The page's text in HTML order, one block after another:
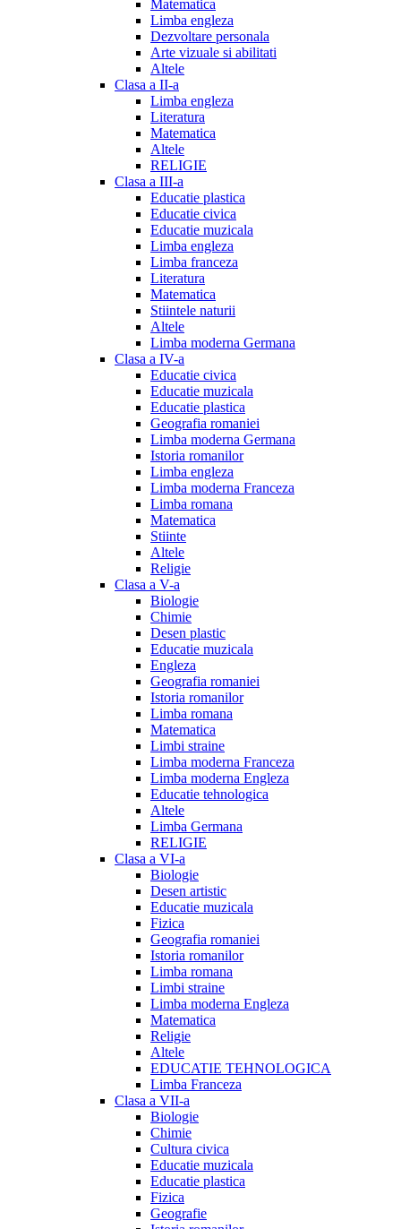
Matematica
Limba engleza
Dezvoltare personala
Arte vizuale si abilitati
Altele
Clasa a II-a
Limba engleza
Literatura
Matematica
Altele
RELIGIE
Clasa a III-a
Educatie plastica
Educatie civica
Educatie muzicala
Limba engleza
Limba franceza
Literatura
Matematica
Stiintele naturii
Altele
Limba moderna Germana
Clasa a IV-a
Educatie civica
Educatie muzicala
Educatie plastica
Geografia romaniei
Limba moderna Germana
Istoria romanilor
Limba engleza
Limba moderna Franceza
Limba romana
Matematica
Stiinte
Altele
Religie
Clasa a V-a
Biologie
Chimie
Desen plastic
Educatie muzicala
Engleza
Geografia romaniei
Istoria romanilor
Limba romana
Matematica
Limbi straine
Limba moderna Franceza
Limba moderna Engleza
Educatie tehnologica
Altele
Limba Germana
RELIGIE
Clasa a VI-a
Biologie
Desen artistic
Educatie muzicala
Fizica
Geografia romaniei
Istoria romanilor
Limba romana
Limbi straine
Limba moderna Engleza
Matematica
Religie
Altele
EDUCATIE TEHNOLOGICA
Limba Franceza
Clasa a VII-a
Biologie
Chimie
Cultura civica
Educatie muzicala
Educatie plastica
Fizica
Geografie